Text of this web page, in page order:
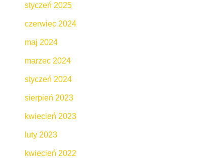
styczeń 2025
czerwiec 2024
maj 2024
marzec 2024
styczeń 2024
sierpień 2023
kwiecień 2023
luty 2023
kwiecień 2022